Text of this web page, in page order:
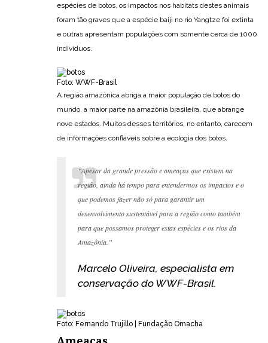
espécies de botos, os impactos nos habitats destes animais
foram tão graves que a espécie baiji no rio Yangtze foi extinta
e outras apresentam populações com somente cerca de 1000
indivíduos.
Foto: WWF-Brasil
A região amazônica abriga a maior população de botos do
mundo, a maior parte na amazônia brasileira, que abrange
nove estados. Muitos desses territórios, no entanto, carecem
de informações confiáveis sobre a ecologia dos botos.
“Apesar da grande pressão e ameaças que existem na
região, ainda há tempo para entendermos os impactos e o
que podemos fazer não só para garantir um
desenvolvimento sustentável para a região como também
para que possamos proteger estas espécies e os rios da
Amazônia.”
Marcelo Oliveira, especialista em
conservação do WWF-Brasil.
Foto: Fernando Trujillo | Fundação Omacha